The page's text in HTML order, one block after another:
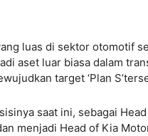
luas di sektor otomotif
aset luar biasa dalam
target ‘Plan
saat ini, sebagai
menjadi Head of Kia